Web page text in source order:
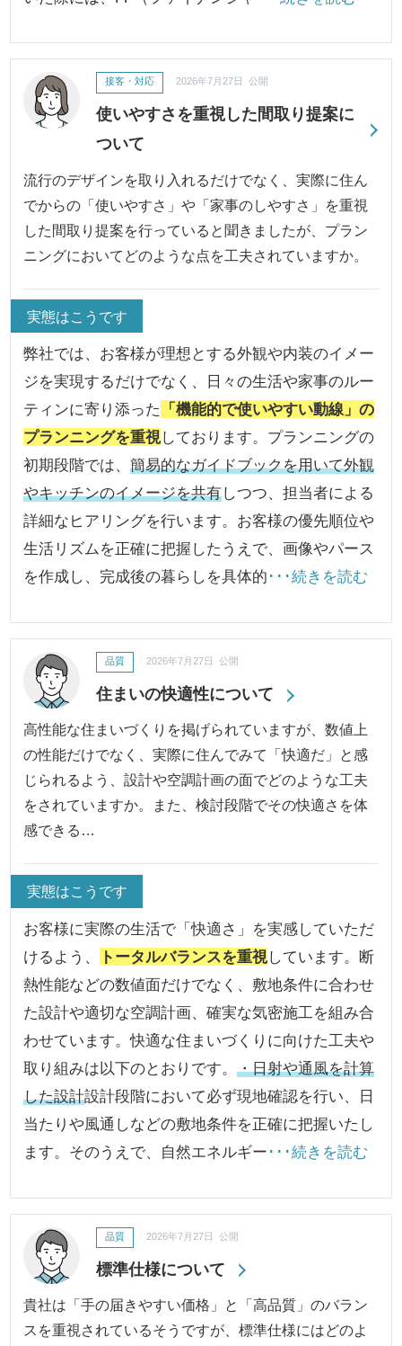
使いやすさを重視した間取り提案に
ついて
接客・対応 2026年7月27日 公開
流行のデザインを取り入れるだけでなく、実際に住ん
でからの「使いやすさ」や「家事のしやすさ」を重視
した間取り提案を行っていると聞きましたが、プラン
ニングにおいてどのような点を工夫されていますか。
実態はこうです
弊社では、お客様が理想とする外観や内装のイメー
ジを実現するだけでなく、日々の生活や家事のルー
ティンに寄り添った 「機能的で使いやすい動線」の
プランニングを重視しております。プランニングの
初期段階では、簡易的なガイドブックを用いて外観
やキッチンのイメージを共有しつつ、担当者による
詳細なヒアリングを行います。お客様の優先順位や
生活リズムを正確に把握したうえで、画像やパース
を作成し、完成後の暮らしを具体的 ･･･続きを読む
住まいの快適性について
品質 2026年7月27日 公開
高性能な住まいづくりを掲げられていますが、数値上
の性能だけでなく、実際に住んでみて「快適だ」と感
じられるよう、設計や空調計画の面でどのような工夫
をされていますか。また、検討段階でその快適さを体
感できる…
実態はこうです
お客様に実際の生活で「快適さ」を実感していただ
けるよう、
トータルバランスを重視しています。断
熱性能などの数値面だけでなく、敷地条件に合わせ
た設計や適切な空調計画、確実な気密施工を組み合
わせています。快適な住まいづくりに向けた工夫や
取り組みは以下のとおりです。・日射や通風を計算
した設計設計段階において必ず現地確認を行い、日
当たりや風通しなどの敷地条件を正確に把握いたし
ます。そのうえで、自然エネルギー ･･･続きを読む
標準仕様について
品質 2026年7月27日 公開
貴社は「手の届きやすい価格」と「高品質」のバラン
スを重視されているそうですが、標準仕様にはどのよ